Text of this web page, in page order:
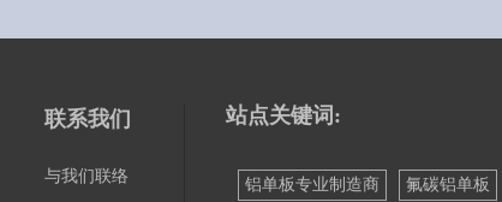
联系我们
与我们联络
站点关键词:
铝单板专业制造商 氟碳铝单板